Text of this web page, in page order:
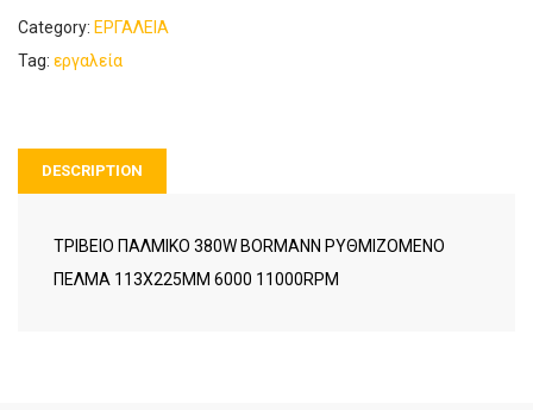
Category: ΕΡΓΑΛΕΙΑ
Tag: εργαλεία
DESCRIPTION
ΤΡΙΒΕΙΟ ΠΑΛΜΙΚΟ 380W BORMANN ΡΥΘΜΙΖΟΜΕΝΟ
ΠΕΛΜΑ 113Χ225ΜΜ 6000 11000RPM